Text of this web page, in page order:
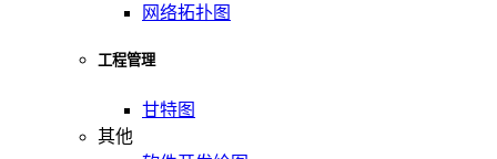
网络拓扑图
工程管理
甘特图
其他